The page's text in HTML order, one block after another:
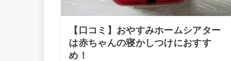
【口コミ】おやすみホームシアター
は赤ちゃんの寝かしつけにおすす
め！